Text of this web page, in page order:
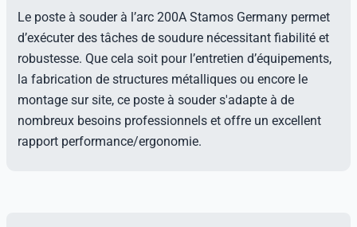
Le poste à souder à l’arc 200A Stamos Germany permet
d’exécuter des tâches de soudure nécessitant fiabilité et
robustesse. Que cela soit pour l’entretien d’équipements,
la fabrication de structures métalliques ou encore le
montage sur site, ce poste à souder s'adapte à de
nombreux besoins professionnels et offre un excellent
rapport performance/ergonomie.